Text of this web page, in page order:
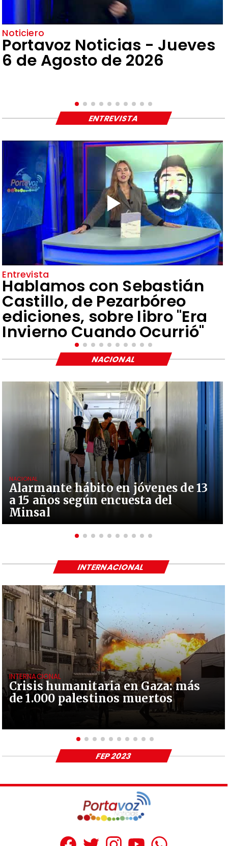
Noticiero
Portavoz Noticias - Jueves
6 de Agosto de 2026
Entrevista
Hablamos con Sebastián
Castillo, de Pezarbóreo
ediciones, sobre libro "Era
Invierno Cuando Ocurrió"
ENTREVISTA
Alarmante hábito en jóvenes de 13
a 15 años según encuesta del
Minsal
NACIONAL
NACIONAL
Crisis humanitaria en Gaza: más
de 1.000 palestinos muertos
INTERNACIONAL
INTERNACIONAL
FEP 2023